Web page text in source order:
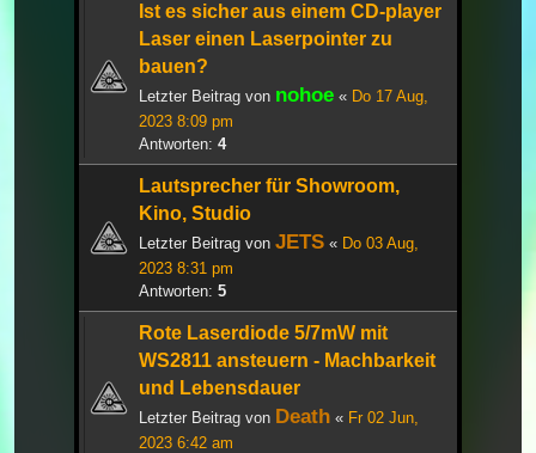
Ist es sicher aus einem CD-player
Laser einen Laserpointer zu
bauen?
Letzter Beitrag von nohoe « Do 17 Aug,
2023 8:09 pm
Antworten: 4
Lautsprecher für Showroom,
Kino, Studio
Letzter Beitrag von JETS « Do 03 Aug,
2023 8:31 pm
Antworten: 5
Rote Laserdiode 5/7mW mit
WS2811 ansteuern - Machbarkeit
und Lebensdauer
Letzter Beitrag von Death « Fr 02 Jun,
2023 6:42 am